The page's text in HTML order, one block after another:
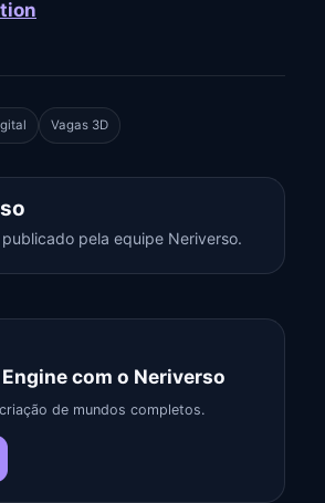
Vagas 3D
pela equipe Neriverso.
com o Neriverso
de mundos completos.